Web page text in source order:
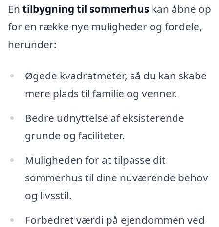
En tilbygning til sommerhus kan åbne op
for en række nye muligheder og fordele,
herunder:
Øgede kvadratmeter, så du kan skabe
mere plads til familie og venner.
Bedre udnyttelse af eksisterende
grunde og faciliteter.
Muligheden for at tilpasse dit
sommerhus til dine nuværende behov
og livsstil.
Forbedret værdi på ejendommen ved